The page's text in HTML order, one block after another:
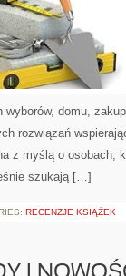
wyborów, domu,
rozwiązań
z myślą o osobach,
szukają […]
RECENZJE KSIĄŻEK